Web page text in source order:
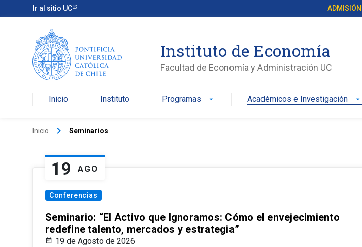
Ir al sitio UC ADMISIÓN
Instituto de Economía
Facultad de Economía y Administración UC
Inicio Instituto Programas arrow_drop_down Académicos e Investigación arrow_drop_down
Inicio keyboard_arrow_right Seminarios
19 AGO
Conferencias
Seminario: “El Activo que Ignoramos: Cómo el envejecimiento
redefine talento, mercados y estrategia”
19 de Agosto de 2026